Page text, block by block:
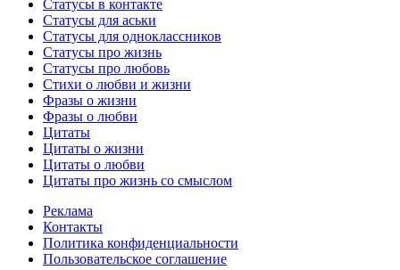
Статусы в контакте
Статусы для аськи
Статусы для одноклассников
Статусы про жизнь
Статусы про любовь
Стихи о любви и жизни
Фразы о жизни
Фразы о любви
Цитаты
Цитаты о жизни
Цитаты о любви
Цитаты про жизнь со смыслом
Реклама
Контакты
Политика конфиденциальности
Пользовательское соглашение